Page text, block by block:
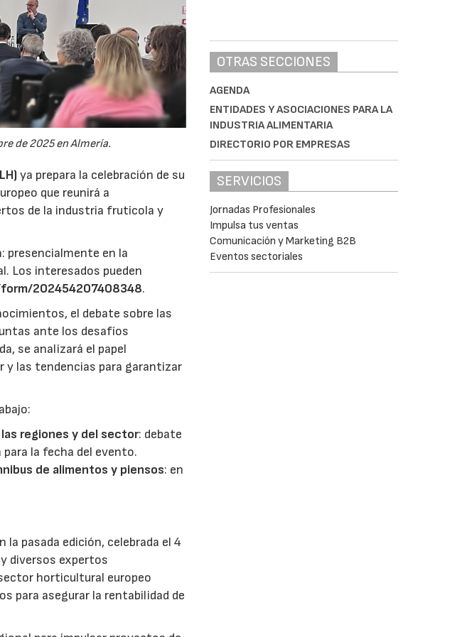
de 2025 en Almería.
ya prepara la celebración de su
que reunirá a
de la industria frutícola y
presencialmente en la
Los interesados pueden
202454207408348.
el debate sobre las
ante los desafíos
se analizará el papel
y las tendencias para garantizar
regiones y del sector: debate
la fecha del evento.
de alimentos y piensos: en
pasada edición, celebrada el 4
diversos expertos
horticultural europeo
para asegurar la rentabilidad de
OTRAS SECCIONES
AGENDA
ENTIDADES Y ASOCIACIONES PARA LA
INDUSTRIA ALIMENTARIA
DIRECTORIO POR EMPRESAS
SERVICIOS
Jornadas Profesionales
Impulsa tus ventas
Comunicación y Marketing B2B
Eventos sectoriales